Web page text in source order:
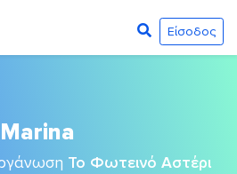
Είσοδος
Marina
Το Φωτεινό Αστέρι